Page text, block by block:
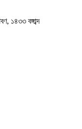
১৪৩৩ বঙ্গাব্দ